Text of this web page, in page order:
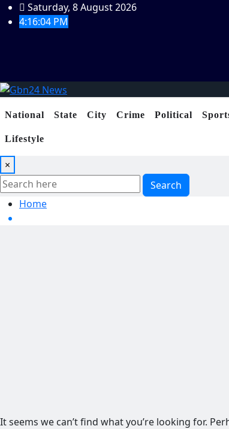
Skip
to
Saturday, 8 August 2026
4:16:05 PM
National State City Crime Political
Lifestyle
×
Search
Home
It seems we can’t find what you’re looking for.